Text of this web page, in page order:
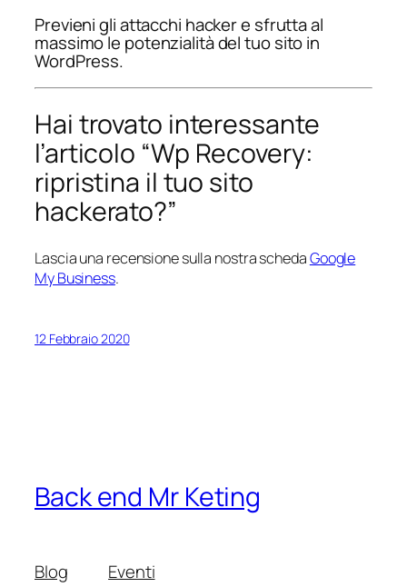
Previeni gli attacchi hacker e sfrutta al
massimo le potenzialità del tuo sito in
WordPress.
Hai trovato interessante
l’articolo “Wp Recovery:
ripristina il tuo sito
hackerato?”
Lascia una recensione sulla nostra schedaGoogle
My Business.
12 Febbraio 2020
Back end Mr Keting
Blog
Eventi